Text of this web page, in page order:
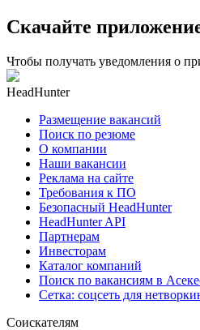
Скачайте
Чтобы получать уведомления о
HeadHunter
Размещение вакансий
Поиск по резюме
О компании
Наши вакансии
Реклама на сайте
Требования к ПО
Безопасный HeadHunter
HeadHunter API
Партнерам
Инвесторам
Каталог компаний
Поиск по вакансиям в
Сетка: соцсеть для
Соискателям